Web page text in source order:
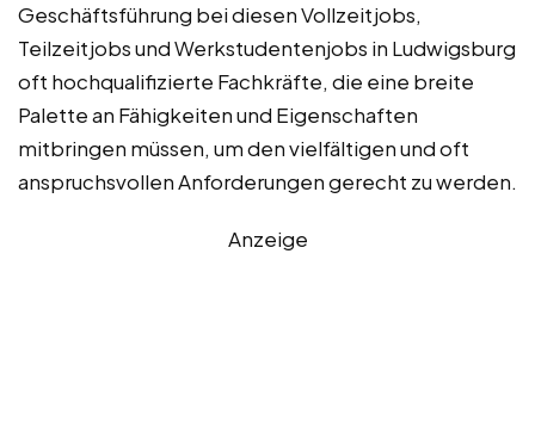
Geschäftsführung bei diesen Vollzeitjobs,
Teilzeitjobs und Werkstudentenjobs in Ludwigsburg
oft hochqualifizierte Fachkräfte, die eine breite
Palette an Fähigkeiten und Eigenschaften
mitbringen müssen, um den vielfältigen und oft
anspruchsvollen Anforderungen gerecht zu werden.
Anzeige